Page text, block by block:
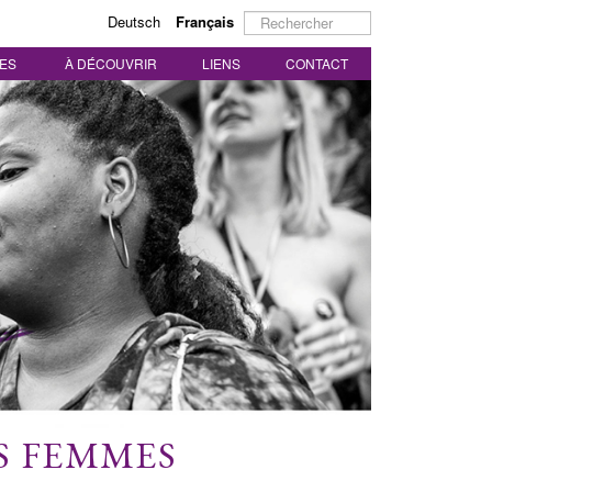
Deutsch Français Rechercher
À DÉCOUVRIR LIENS CONTACT